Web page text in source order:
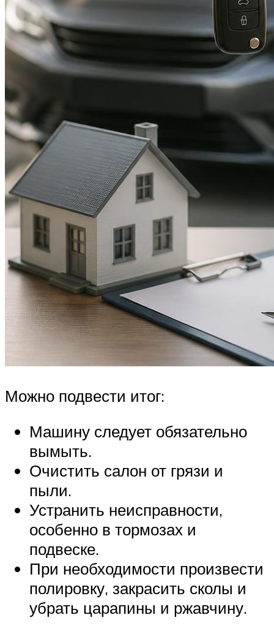
Можно подвести итог:
Машину следует обязательно
вымыть.
Очистить салон от грязи и
пыли.
Устранить неисправности,
особенно в тормозах и
подвеске.
При необходимости произвести
полировку, закрасить сколы и
убрать царапины и ржавчину.